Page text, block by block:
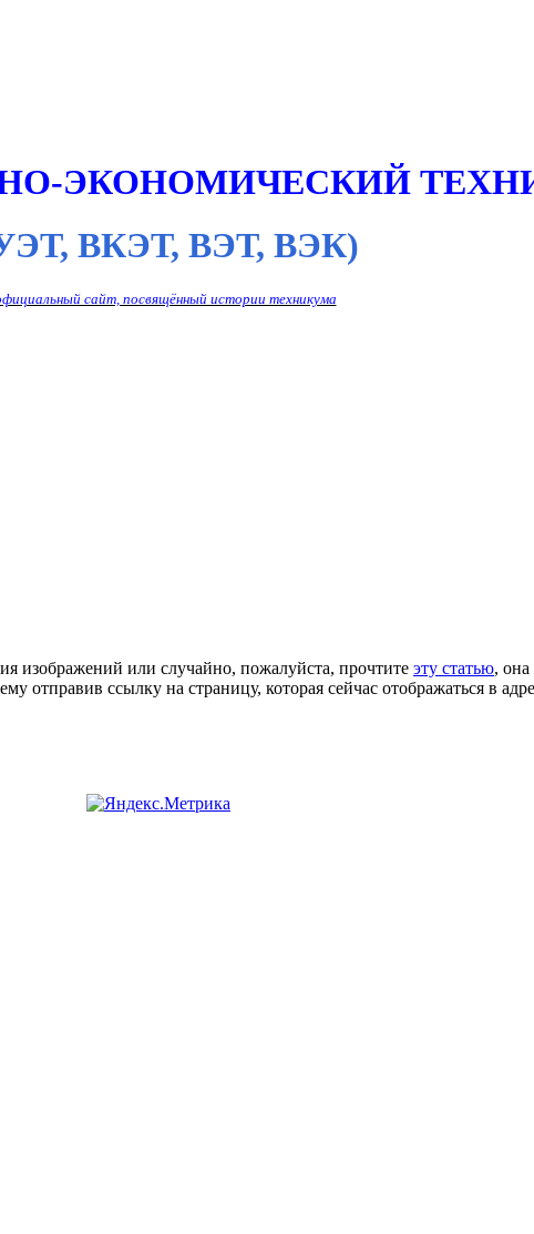
ЭКОНОМИЧЕСКИЙ
ВКЭТ, ВЭТ, ВЭК)
сайт, посвящённый истории техникума
изображений или случайно, пожалуйста, прочтите эту статью,
отправив ссылку на страницу, которая сейчас отображаться в